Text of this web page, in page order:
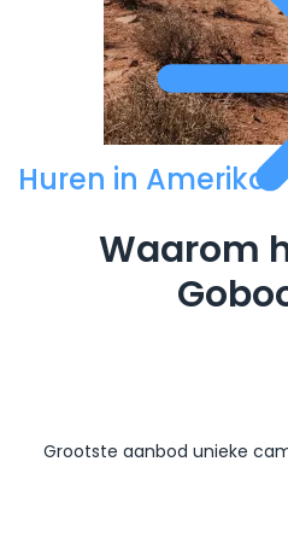
Huren in Amerika
Waarom
Grootste aanbod unieke